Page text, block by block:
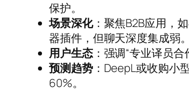
保护。
场景深化：聚焦B2B应用，
器插件，但聊天深度集成弱。
用户生态：强调“专业译员合
预测趋势：DeepL或收购小
60%。